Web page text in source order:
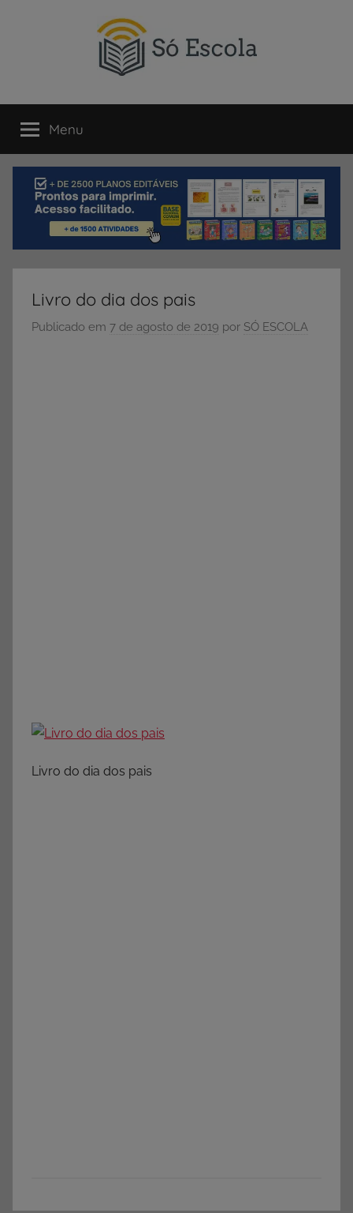
SÓ
ESCOLA
um
portal
direcionado
compartilhamento
dicas
Menu
Livro do dia dos pais
Publicado em 7 de agosto de 2019 por SÓ ESCOLA
Livro do dia dos pais